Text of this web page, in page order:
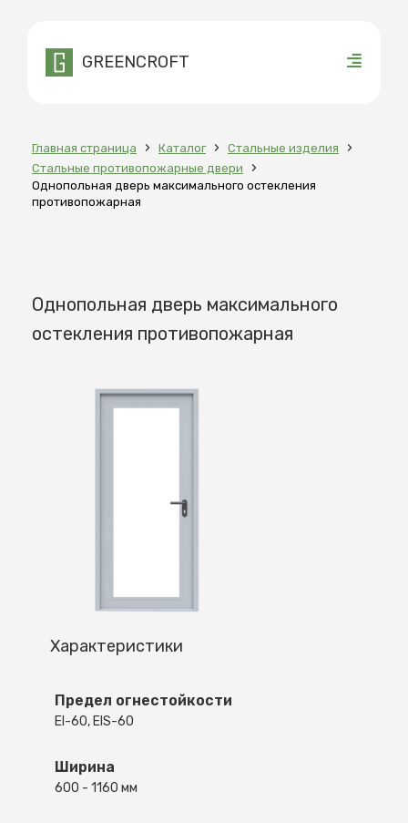
GREENCROFT
Главная страница › Каталог › Стальные изделия ›
Стальные противопожарные двери ›
Однопольная дверь максимального остекления
противопожарная
Однопольная дверь максимального
остекления противопожарная
Характеристики
Предел огнестойкости
EI-60, EIS-60
Ширина
600 - 1160 мм